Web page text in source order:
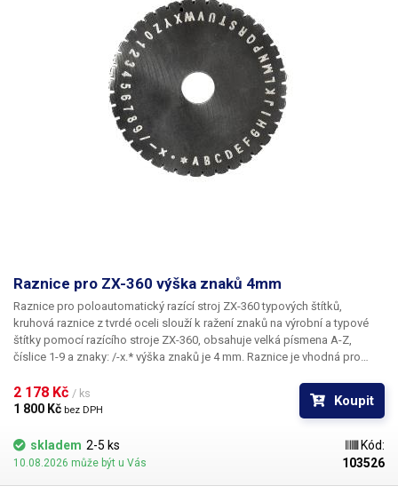
Raznice pro ZX-360 výška znaků 4mm
Raznice pro poloautomatický razící stroj ZX-360 typových štítků,
kruhová raznice z tvrdé oceli slouží k ražení znaků na výrobní a typové
štítky pomocí razícího stroje ZX-360, obsahuje velká písmena A-Z,
číslice 1-9 a znaky: /-x.* výška znaků je 4 mm. Raznice je vhodná pro
2 178 Kč / ks
1 800 Kč bez DPH
Koupit
skladem 2-5 ks
10.08.2026 může být u Vás
Kód:
103526